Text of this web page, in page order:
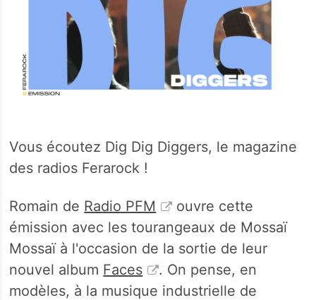
Vous écoutez Dig Dig Diggers, le magazine
des radios Ferarock !
Romain de Radio PFM
ouvre cette
émission avec les tourangeaux de Mossaï
Mossaï à l'occasion de la sortie de leur
nouvel album Faces
. On pense, en
modèles, à la musique industrielle de